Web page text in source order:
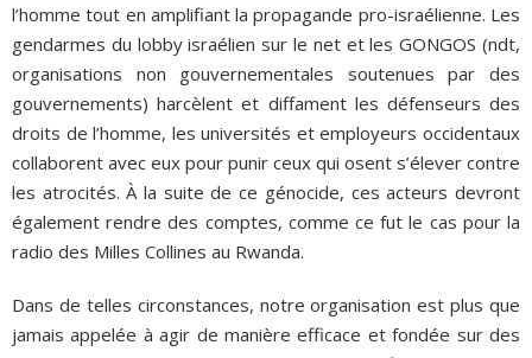
l’homme tout en amplifiant la propagande pro-israélienne. Les
gendarmes du lobby israélien sur le net et les GONGOS (ndt,
organisations non gouvernementales soutenues par des
gouvernements) harcèlent et diffament les défenseurs des
droits de l’homme, les universités et employeurs occidentaux
collaborent avec eux pour punir ceux qui osent s’élever contre
les atrocités. À la suite de ce génocide, ces acteurs devront
également rendre des comptes, comme ce fut le cas pour la
radio des Milles Collines au Rwanda.
Dans de telles circonstances, notre organisation est plus que
jamais appelée à agir de manière efficace et fondée sur des